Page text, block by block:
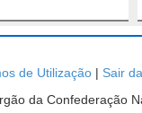
de Utilização | Sair
da Confederação